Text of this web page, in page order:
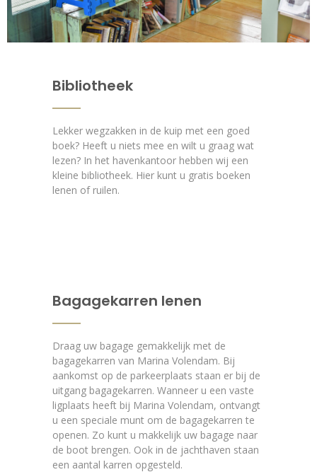
Bibliotheek
Lekker wegzakken in de kuip met een goed
boek? Heeft u niets mee en wilt u graag wat
lezen? In het havenkantoor hebben wij een
kleine bibliotheek. Hier kunt u gratis boeken
lenen of ruilen.
Bagagekarren lenen
Draag uw bagage gemakkelijk met de
bagagekarren van Marina Volendam. Bij
aankomst op de parkeerplaats staan er bij de
uitgang bagagekarren. Wanneer u een vaste
ligplaats heeft bij Marina Volendam, ontvangt
u een speciale munt om de bagagekarren te
openen. Zo kunt u makkelijk uw bagage naar
de boot brengen. Ook in de jachthaven staan
een aantal karren opgesteld.